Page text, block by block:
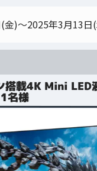
金)～2025年3月13日
搭載4K Mini LED
名様